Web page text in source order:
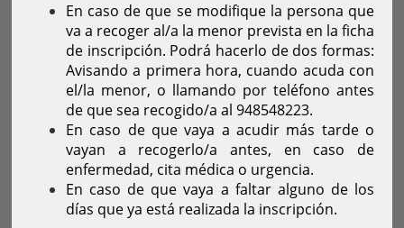
En caso de que se modifique la persona que
va a recoger al/a la menor prevista en la ficha
de inscripción. Podrá hacerlo de dos formas:
Avisando a primera hora, cuando acuda con
el/la menor, o llamando por teléfono antes
de que sea recogido/a al 948548223.
En caso de que vaya a acudir más tarde o
vayan a recogerlo/a antes, en caso de
enfermedad, cita médica o urgencia.
En caso de que vaya a faltar alguno de los
días que ya está realizada la inscripción.